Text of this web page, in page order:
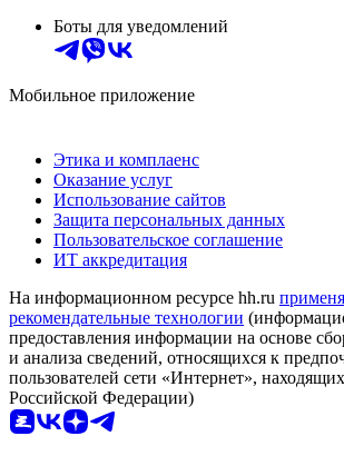
Боты для уведомлений
Мобильное приложение
Этика и комплаенс
Оказание услуг
Использование сайтов
Защита персональных данных
Пользовательское соглашение
ИТ аккредитация
На информационном ресурсе hh.ru
рекомендательные технологии
предоставления информации на основе
и анализа сведений, относящихся к
пользователей сети «Интернет»,
Российской Федерации)